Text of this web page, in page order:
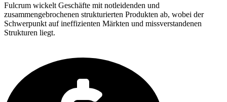
Fulcrum wickelt Geschäfte mit notleidenden und
zusammengebrochenen strukturierten Produkten ab, wobei der
Schwerpunkt auf ineffizienten Märkten und missverstandenen
Strukturen liegt.